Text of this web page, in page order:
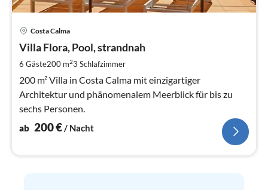
Costa Calma
Villa Flora, Pool, strandnah
6 Gäste200 m23 Schlafzimmer
200 m² Villa in Costa Calma mit einzigartiger
Architektur und phänomenalem Meerblick für bis zu
sechs Personen.
ab 200€/ Nacht